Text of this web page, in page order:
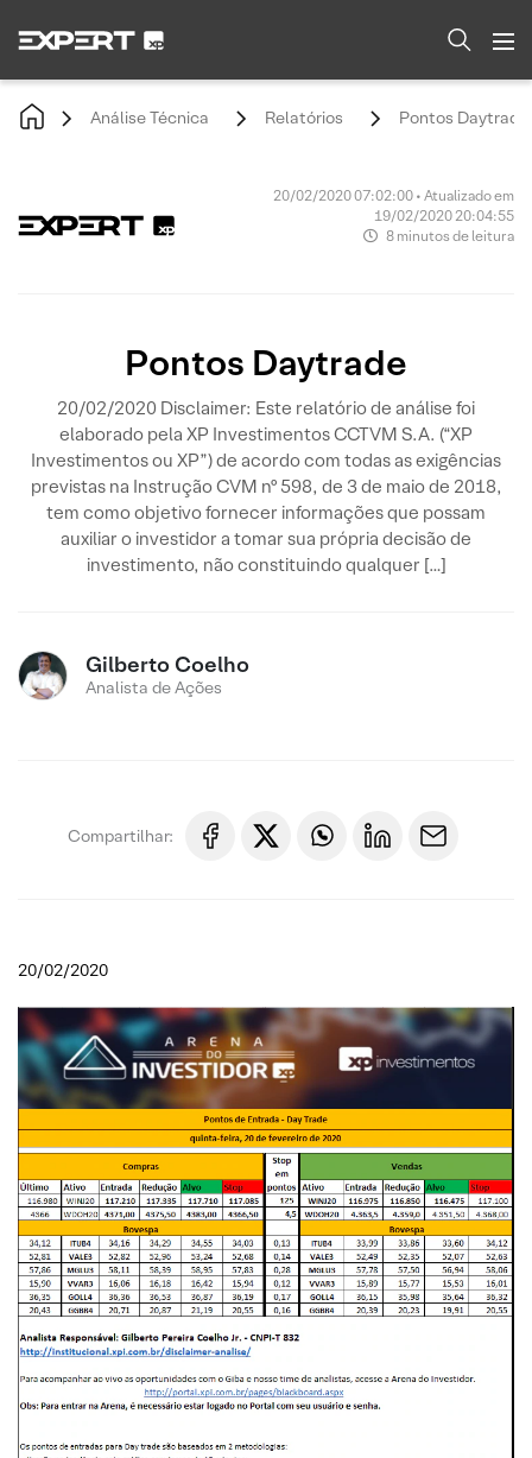
Análise Técnica Relatórios Pontos Daytrade
20/02/2020 07:02:00 • Atualizado em
19/02/2020 20:04:55
8 minutos de leitura
Pontos Daytrade
20/02/2020 Disclaimer: Este relatório de análise foi
elaborado pela XP Investimentos CCTVM S.A. (“XP
Investimentos ou XP”) de acordo com todas as exigências
previstas na Instrução CVM nº 598, de 3 de maio de 2018,
tem como objetivo fornecer informações que possam
auxiliar o investidor a tomar sua própria decisão de
investimento, não constituindo qualquer […]
Gilberto Coelho
Analista de Ações
Compartilhar:
20/02/2020